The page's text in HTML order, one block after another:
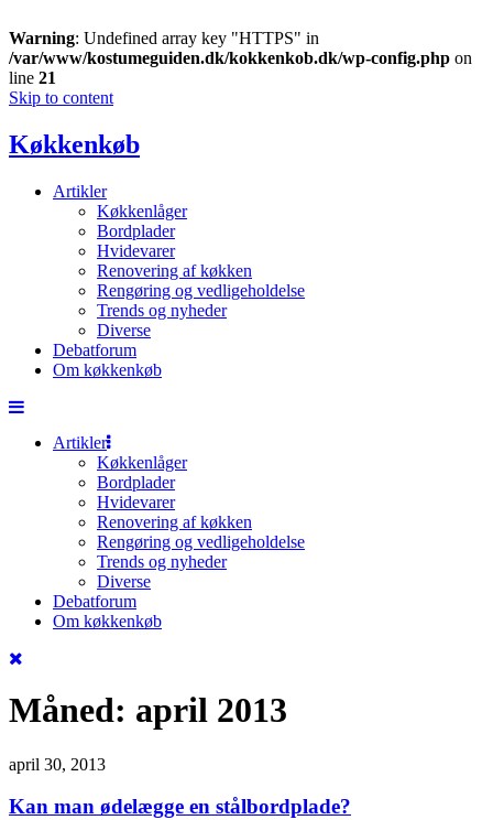
Warning: Undefined array key "HTTPS" in
/var/www/kostumeguiden.dk/kokkenkob.dk/wp-config.php on
line 21
Skip to content
Køkkenkøb
Artikler
Køkkenlåger
Bordplader
Hvidevarer
Renovering af køkken
Rengøring og vedligeholdelse
Trends og nyheder
Diverse
Debatforum
Om køkkenkøb
Artikler
Køkkenlåger
Bordplader
Hvidevarer
Renovering af køkken
Rengøring og vedligeholdelse
Trends og nyheder
Diverse
Debatforum
Om køkkenkøb
Måned: april 2013
april 30, 2013
Kan man ødelægge en stålbordplade?